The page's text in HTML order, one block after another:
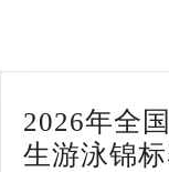
2026年全
生游泳锦